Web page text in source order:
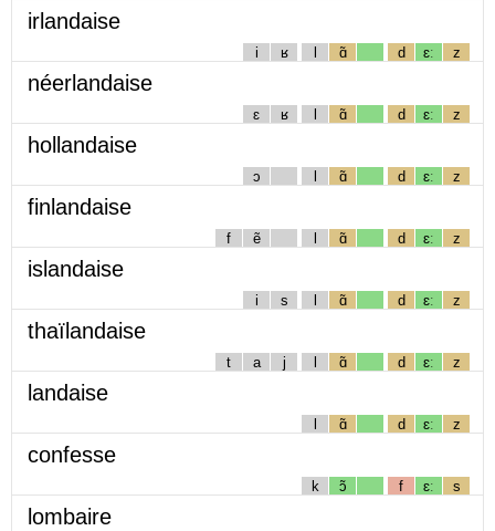
irlandaise
i ʁ l ɑ̃ d ɛː z
néerlandaise
ɛ ʁ l ɑ̃ d ɛː z
hollandaise
ɔ l ɑ̃ d ɛː z
finlandaise
f ẽ l ɑ̃ d ɛː z
islandaise
i s l ɑ̃ d ɛː z
thaïlandaise
t a j l ɑ̃ d ɛː z
landaise
l ɑ̃ d ɛː z
confesse
k ɔ̃ f ɛː s
lombaire